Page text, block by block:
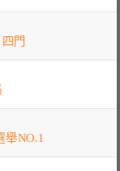
門
舉NO.1